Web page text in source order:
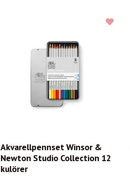
Akvarellpennset Winsor &
Newton Studio Collection 12
kulörer